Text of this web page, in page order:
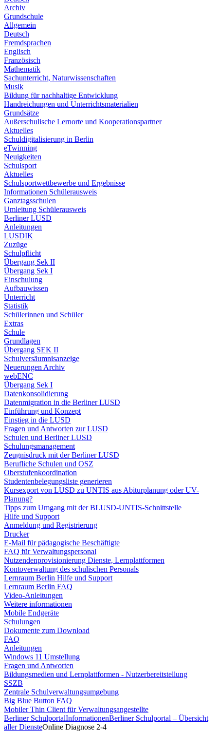
Archiv
Grundschule
Allgemein
Deutsch
Fremdsprachen
Englisch
Französisch
Mathematik
Sachunterricht, Naturwissenschaften
Musik
Bildung für nachhaltige Entwicklung
Handreichungen und Unterrichtsmaterialien
Grundsätze
Außerschulische Lernorte und Kooperationspartner
Aktuelles
Schuldigitalisierung in Berlin
eTwinning
Neuigkeiten
Schulsport
Aktuelles
Schulsportwettbewerbe und Ergebnisse
Informationen Schülerausweis
Ganztagsschulen
Umleitung Schülerausweis
Berliner LUSD
Anleitungen
LUSDIK
Zuzüge
Schulpflicht
Übergang Sek II
Übergang Sek I
Einschulung
Aufbauwissen
Unterricht
Statistik
Schülerinnen und Schüler
Extras
Schule
Grundlagen
Übergang SEK II
Schulversäumnisanzeige
Neuerungen Archiv
webENC
Übergang Sek I
Datenkonsolidierung
Datenmigration in die Berliner LUSD
Einführung und Konzept
Einstieg in die LUSD
Fragen und Antworten zur LUSD
Schulen und Berliner LUSD
Schulungsmanagement
Zeugnisdruck mit der Berliner LUSD
Berufliche Schulen und OSZ
Oberstufenkoordination
Studentenbelegungsliste generieren
Kursexport von LUSD zu UNTIS aus Abiturplanung oder UV-
Planung?
Tipps zum Umgang mit der BLUSD-UNTIS-Schnittstelle
Hilfe und Support
Anmeldung und Registrierung
Drucker
E-Mail für pädagogische Beschäftigte
FAQ für Verwaltungspersonal
Nutzendenprovisionierung Dienste, Lernplattformen
Kontoverwaltung des schulischen Personals
Lernraum Berlin Hilfe und Support
Lernraum Berlin FAQ
Video-Anleitungen
Weitere informationen
Mobile Endgeräte
Schulungen
Dokumente zum Download
FAQ
Anleitungen
Windows 11 Umstellung
Fragen und Antworten
Bildungsmedien und Lernplattformen - Nutzerbereitstellung
SSZB
Zentrale Schulverwaltungsumgebung
Big Blue Button FAQ
Mobiler Thin Client für Verwaltungsangestellte
Berliner SchulportalInformationenBerliner Schulportal – Übersicht
aller DiensteOnline Diagnose 2-4